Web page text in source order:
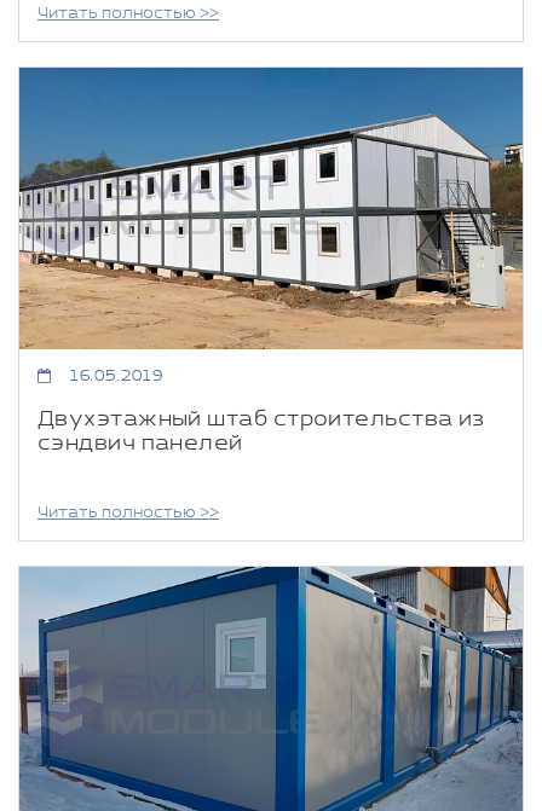
Читать полностью >>
16.05.2019
Двухэтажный штаб строительства из
сэндвич панелей
Читать полностью >>